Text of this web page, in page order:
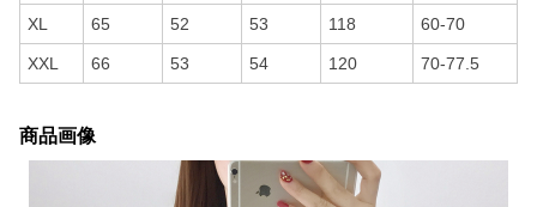
XL 65 52 53 118 60-70
XXL 66 53 54 120 70-77.5
商品画像